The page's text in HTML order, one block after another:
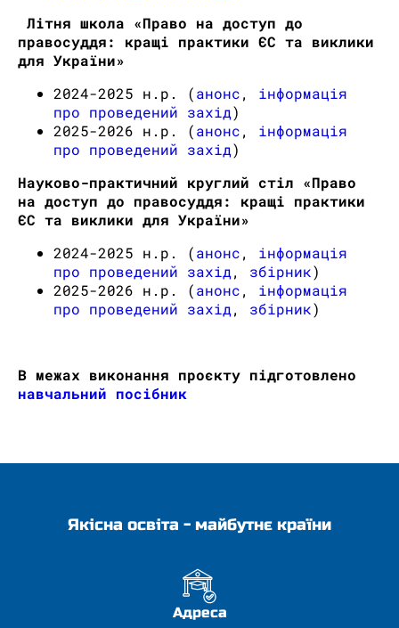
Літня школа «Право на доступ до
правосуддя: кращі практики ЄС та виклики
для України»
2024-2025 н.р. (анонс, інформація
про проведений захід)
2025-2026 н.р. (анонс, інформація
про проведений захід)
Науково-практичний круглий стіл «Право
на доступ до правосуддя: кращі практики
ЄС та виклики для України»
2024-2025 н.р. (анонс, інформація
про проведений захід, збірник)
2025-2026 н.р. (анонс, інформація
про проведений захід, збірник)
В межах виконання проєкту підготовлено
навчальний посібник
Якісна освіта - майбутнє країни
Адреса